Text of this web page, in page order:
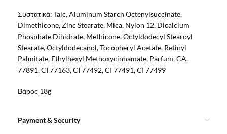
Συστατικά: Talc, Aluminum Starch Octenylsuccinate,
Dimethicone, Zinc Stearate, Mica, Nylon 12, Dicalcium
Phosphate Dihidrate, Methicone, Octyldodecyl Stearoyl
Stearate, Octyldodecanol, Tocopheryl Acetate, Retinyl
Palmitate, Ethylhexyl Methoxycinnamate, Parfum, CA.
77891, CI 77163, CI 77492, CI 77491, CI 77499
Βάρος 18g
Payment & Security